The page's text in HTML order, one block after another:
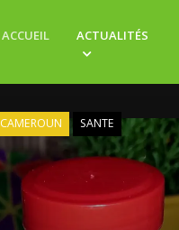
ACCUEIL ACTUALITÉS
CAMEROUN SANTE